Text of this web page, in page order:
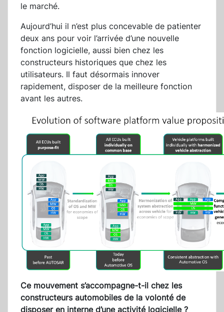
le marché.
Aujourd’hui il n’est plus concevable de patienter
deux ans pour voir l’arrivée d’une nouvelle
fonction logicielle, aussi bien chez les
constructeurs historiques que chez les
utilisateurs. Il faut désormais innover
rapidement, disposer de la meilleure fonction
avant les autres.
Ce mouvement s’accompagne-t-il chez les
constructeurs automobiles de la volonté de
disposer en interne d’une activité logicielle ?